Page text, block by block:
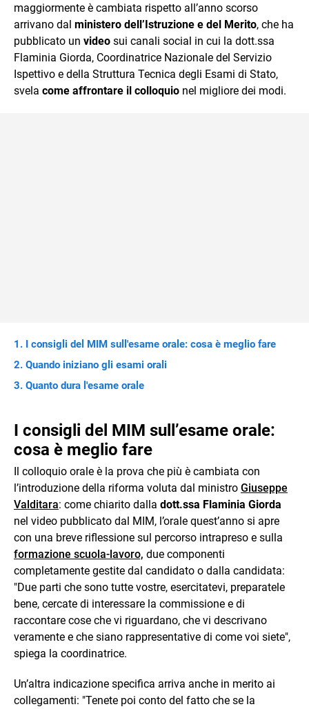
maggiormente è cambiata rispetto all’anno scorso
arrivano dal ministero dell’Istruzione e del Merito, che ha
pubblicato un video sui canali social in cui la dott.ssa
Flaminia Giorda, Coordinatrice Nazionale del Servizio
Ispettivo e della Struttura Tecnica degli Esami di Stato,
svela come affrontare il colloquio nel migliore dei modi.
I consigli del MIM sull'esame orale: cosa è meglio fare
Quando iniziano gli esami orali
Quanto dura l'esame orale
I consigli del MIM sull’esame orale:
cosa è meglio fare
Il colloquio orale è la prova che più è cambiata con
l’introduzione della riforma voluta dal ministro Giuseppe
Valditara: come chiarito dalla dott.ssa Flaminia Giorda
nel video pubblicato dal MIM, l’orale quest’anno si apre
con una breve riflessione sul percorso intrapreso e sulla
formazione scuola-lavoro, due componenti
completamente gestite dal candidato o dalla candidata:
"Due parti che sono tutte vostre, esercitatevi, preparatele
bene, cercate di interessare la commissione e di
raccontare cose che vi riguardano, che vi descrivano
veramente e che siano rappresentative di come voi siete",
spiega la coordinatrice.
Un’altra indicazione specifica arriva anche in merito ai
collegamenti: "Tenete poi conto del fatto che se la